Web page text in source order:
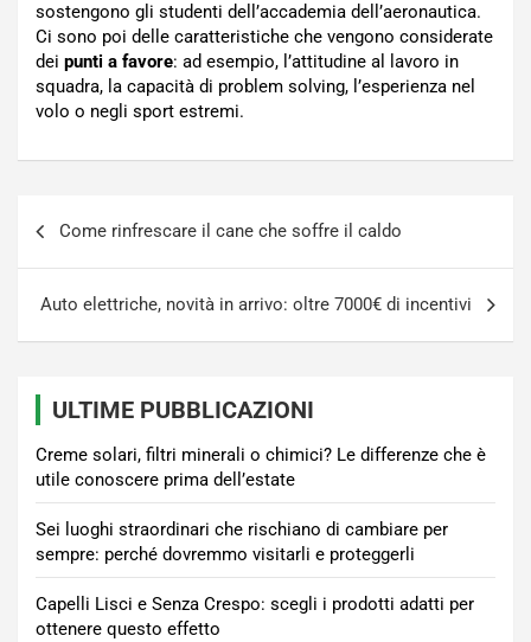
sostengono gli studenti dell’accademia dell’aeronautica.
Ci sono poi delle caratteristiche che vengono considerate
dei punti a favore: ad esempio, l’attitudine al lavoro in
squadra, la capacità di problem solving, l’esperienza nel
volo o negli sport estremi.
Come rinfrescare il cane che soffre il caldo
Auto elettriche, novità in arrivo: oltre 7000€ di incentivi
ULTIME PUBBLICAZIONI
Creme solari, filtri minerali o chimici? Le differenze che è
utile conoscere prima dell’estate
Sei luoghi straordinari che rischiano di cambiare per
sempre: perché dovremmo visitarli e proteggerli
Capelli Lisci e Senza Crespo: scegli i prodotti adatti per
ottenere questo effetto